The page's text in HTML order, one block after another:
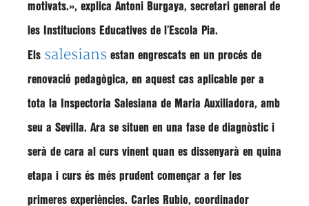
motivats.», explica Antoni Burgaya, secretari general de
les Institucions Educatives de l’Escola Pia.
Els salesians estan engrescats en un procés de
renovació pedagògica, en aquest cas aplicable per a
tota la Inspectoria Salesiana de Maria Auxiliadora, amb
seu a Sevilla. Ara se situen en una fase de diagnòstic i
serà de cara al curs vinent quan es dissenyarà en quina
etapa i curs és més prudent començar a fer les
primeres experiències. Carles Rubio, coordinador